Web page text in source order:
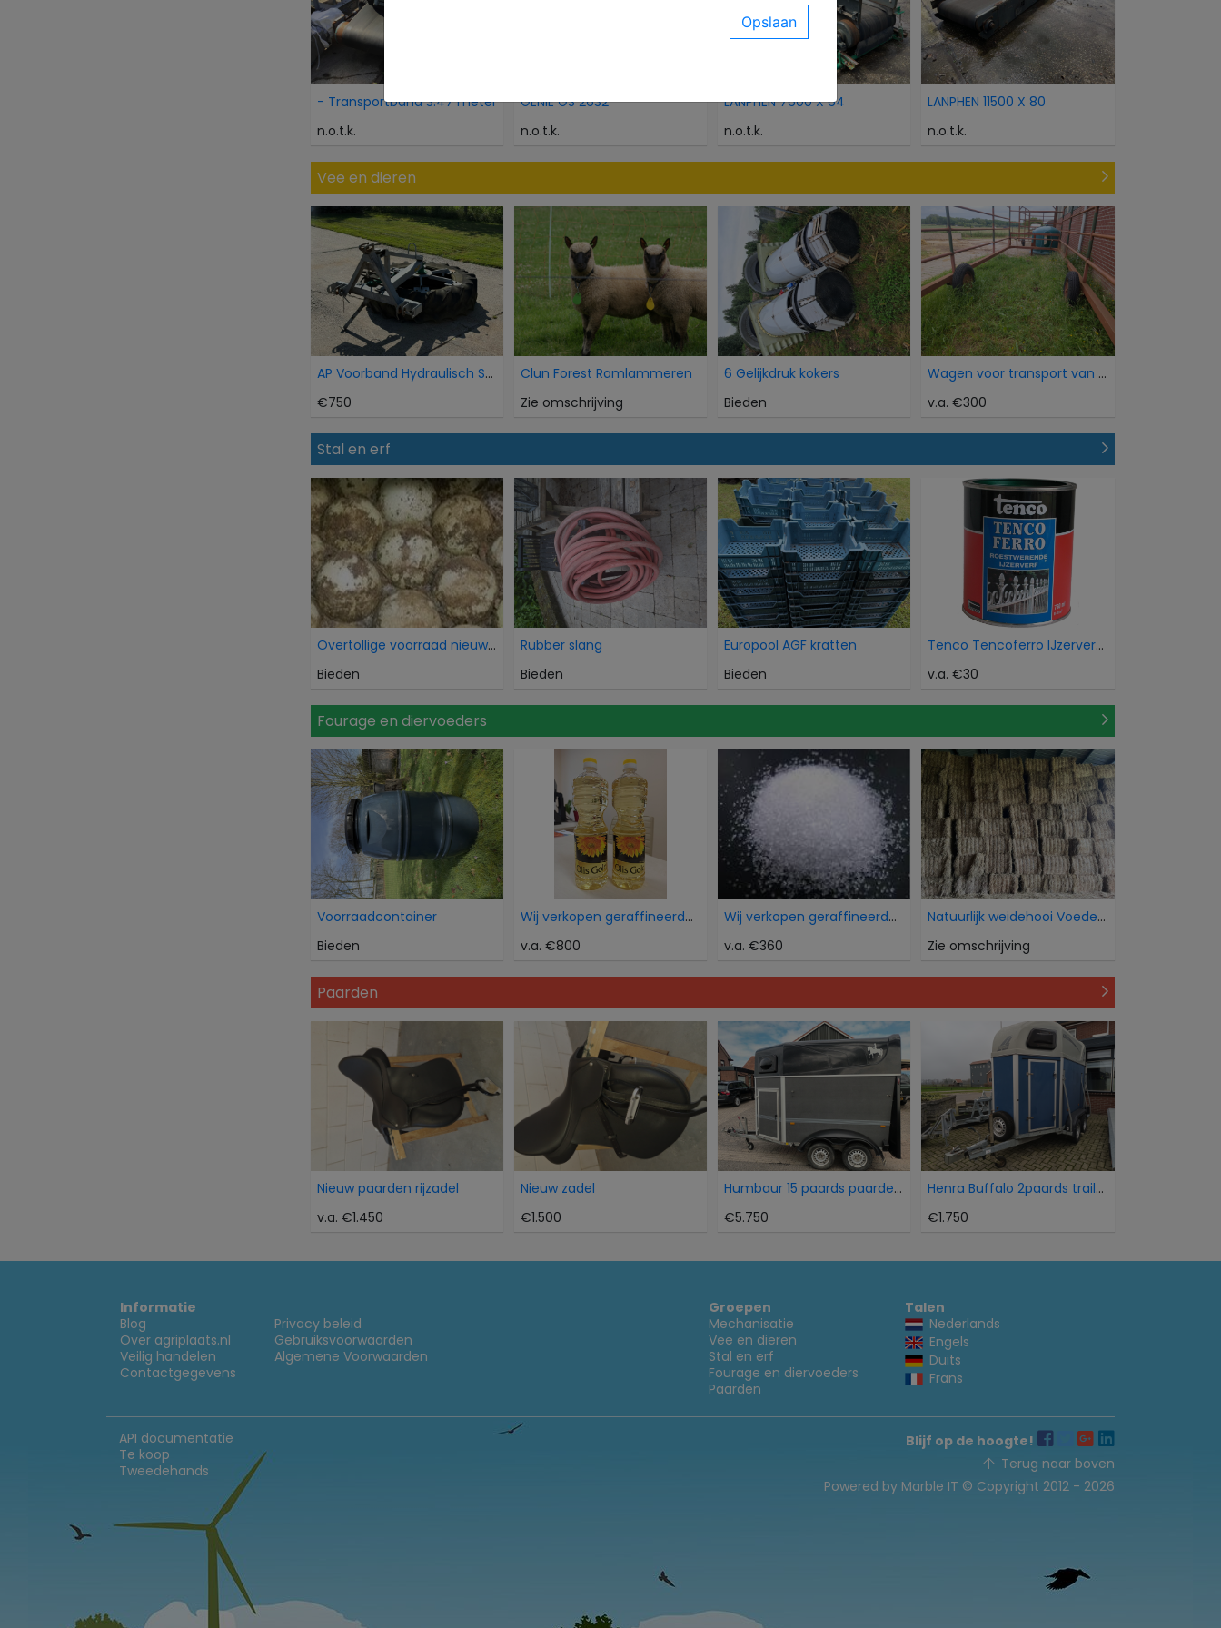
- Transportband 3.47 meter
n.o.t.k.
GENIE GS 2632
n.o.t.k.
LANPHEN 7600 X 64
n.o.t.k.
LANPHEN 11500 X 80
n.o.t.k.
Vee en dieren
AP Voorband Hydraulisch Schuif Kuilvoer voer aansc
€750
Clun Forest Ramlammeren
Zie omschrijving
6 Gelijkdruk kokers
Bieden
Wagen voor transport van dieren
v.a. €300
Stal en erf
Overtollige voorraad nieuwe HDPE balansballen voor
Bieden
Rubber slang
Bieden
Europool AGF kratten
Bieden
Tenco Tencoferro IJzerverf Aluminium
v.a. €30
Fourage en diervoeders
Voorraadcontainer
Bieden
Wij verkopen geraffineerde zonnebloemolie
v.a. €800
Wij verkopen geraffineerde witte bietsuiker Icumsa
v.a. €360
Natuurlijk weidehooi Voederkwaliteit
Zie omschrijving
Paarden
Nieuw paarden rijzadel
v.a. €1.450
Nieuw zadel
€1.500
Humbaur 15 paards paardentrailer
€5.750
Henra Buffalo 2paards trailer
€1.750
Informatie
Blog
Over agriplaats.nl
Veilig handelen
Contactgegevens
Privacy beleid
Gebruiksvoorwaarden
Algemene Voorwaarden
Groepen
Mechanisatie
Vee en dieren
Stal en erf
Fourage en diervoeders
Paarden
Talen
Nederlands
Engels
Duits
Frans
API documentatie
Te koop
Tweedehands
Blijf op de hoogte!
Terug naar boven
Powered by Marble IT © Copyright 2012 - 2026